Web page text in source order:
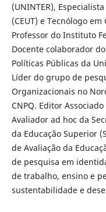
(UNINTER),
(CEUT) e Tecnólogo
Professor do Instituto
Docente colaborador
Políticas Públicas da
Líder do grupo de
Organizacionais no
CNPQ. Editor Associado
Avaliador ad hoc da
da Educação Superior
de Avaliação da
de pesquisa em
de trabalho, ensino e
sustentabilidade e